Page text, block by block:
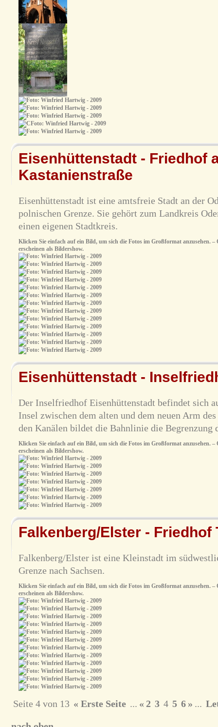
Eisenhüttenstadt - Friedhof
Kastanienstraße
Eisenhüttenstadt ist eine amtsfreie Stadt an der
polnischen Grenze. Sie gehört zum Landkreis
einen eigenen Stadtkreis.
Klicken Sie einfach auf ein Bild, um sich die Fotos im Großformat anzusehen. –
erscheinen als Bildershow.
Eisenhüttenstadt -
Der Inselfriedhof Eisenhüttenstadt befindet sich
Insel zwischen dem alten und dem neuen Arm
den Kanälen bildet die Bahnlinie die Begrenzung
Klicken Sie einfach auf ein Bild, um sich die Fotos im Großformat anzusehen. –
erscheinen als Bildershow.
Falkenberg/Elster - Friedhof
Falkenberg/Elster ist eine Kleinstadt im
Grenze nach Sachsen.
Klicken Sie einfach auf ein Bild, um sich die Fotos im Großformat anzusehen. –
erscheinen als Bildershow.
Seite 4 von 13 « Erste Seite ... « 2 3 4 5 6 » ...